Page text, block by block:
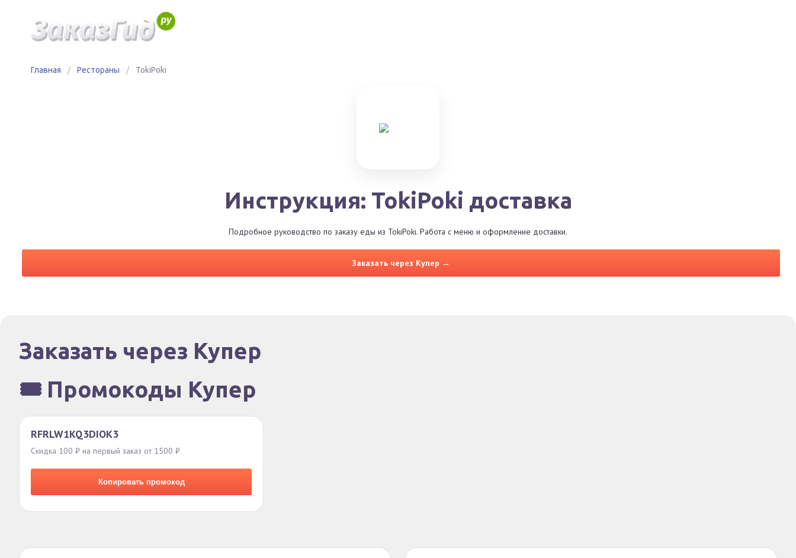
Главная / Рестораны / TokiPoki
Инструкция: TokiPoki доставка
Подробное руководство по заказу еды из TokiPoki. Работа с меню и оформление доставки.
Заказать через Купер →
Заказать через Купер
🎟️ Промокоды Купер
RFRLW1KQ3DIOK3
Скидка 100 ₽ на первый заказ от 1500 ₽
Копировать промокод